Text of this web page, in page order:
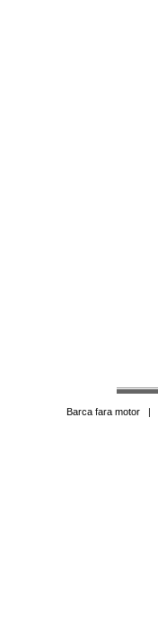
Barca fara motor|